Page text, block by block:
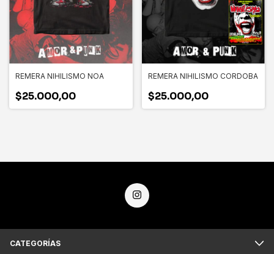
REMERA NIHILISMO NOA
$25.000,00
REMERA NIHILISMO CORDOBA
$25.000,00
CATEGORÍAS